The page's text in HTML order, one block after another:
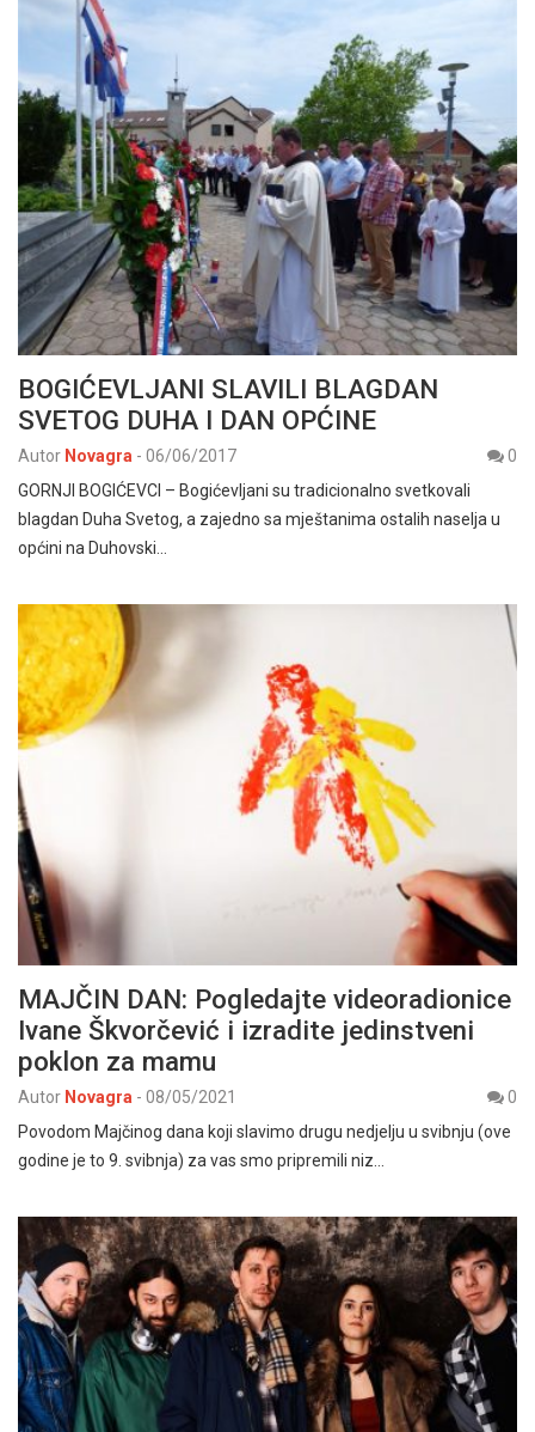
BOGIĆEVLJANI SLAVILI BLAGDAN
SVETOG DUHA I DAN OPĆINE
Autor Novagra - 06/06/2017
0
GORNJI BOGIĆEVCI – Bogićevljani su tradicionalno svetkovali
blagdan Duha Svetog, a zajedno sa mještanima ostalih naselja u
općini na Duhovski…
MAJČIN DAN: Pogledajte videoradionice
Ivane Škvorčević i izradite jedinstveni
poklon za mamu
Autor Novagra - 08/05/2021
0
Povodom Majčinog dana koji slavimo drugu nedjelju u svibnju (ove
godine je to 9. svibnja) za vas smo pripremili niz…